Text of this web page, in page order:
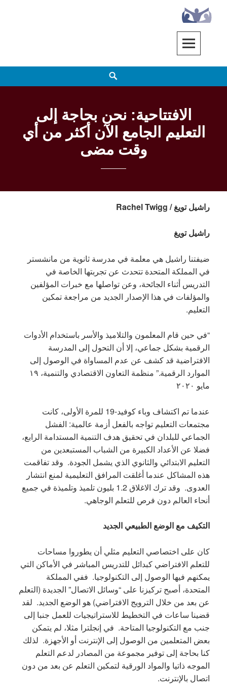
EENET
ENABLING EDUCATION NETWORK
الافتتاحية: نحن بحاجة إلى
التعليم الجامع الآن أكثر من أي
وقت مضى
راشيل تويغ / Rachel Twigg
راشيل تويغ
ضيفتنا راشيل هي معلمة في مدرسة ثانوية من مانشستر
في المملكة المتحدة تتحدث عن تجربتها الخاصة في
التدريس أثناء الجائحة، وعن تواصلها مع خبرات المؤلفين
والمؤلفات في هذا الإصدار الجديد من مراجعة تمكين
التعليم.
“في حين قام المعلمون والتلاميذ والأسر باستخدام الأدوات
الرقمية بشكل جماعي، إلا أن التحول إلى المدرسة
الافتراضية قد كشف عن عدم المساواة في الوصول إلى
الموارد الرقمية.” منظمة التعاون الاقتصادي والتنمية، ١٩
مايو ٢٠٢٠
عندما تم اكتشاف وباء كوفيد-19 للمرة الأولى، كانت
مجتمعات التعليم تواجه بالفعل أزمة عالمية: الفشل
الجماعي للبلدان في تحقيق هدف التنمية المستدامة الرابع،
فضلا عن الأعداد الكبيرة من الشباب المستبعدين من
التعليم الابتدائي والثانوي الذي يشمل الجودة. وقد تفاقمت
هذه المشاكل عندما أغلقت المرافق التعليمية لمنع انتشار
العدوى. وقد ترك الاغلاق 1.2 بليون تلميذ وتلميذة في جميع
أنحاء العالم دون فرص للتعلم الوجاهي.
التكيف مع الوضع الطبيعي الجديد
كان على اختصاصي التعليم مثلي أن يطوروا مساحات
للتعلم الافتراضي كبدائل للتدريس المباشر في الأماكن التي
يمكنهم فيها الوصول إلى التكنولوجيا. ففي المملكة
المتحدة، أصبح تركيزنا على “وسائل الاتصال” الجديدة (التعلم
عن بعد من خلال الترويج الافتراضي) هو الوضع الجديد. لقد
قضينا ساعات في التخطيط للاستراتيجيات للعمل جنبا إلى
جنب مع التكنولوجيا المتاحة. في إنجلترا مثلا، لم يتمكن
بعض المتعلمين من الوصول إلى الإنترنت أو الأجهزة. لذلك
كنا بحاجة إلى توفير مجموعة من المصادر لدعم التعلم
الموجه ذاتيا والمواد الورقية لتمكين التعلم عن بعد من دون
اتصال بالإنترنت.